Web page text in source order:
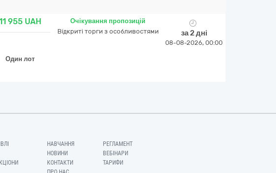
955 UAH
Один лот
Очікування пропозицій
Відкриті торги з особливостями
за 2 дні
08-08-2026, 00:00
НАВЧАННЯ
НОВИНИ
КОНТАКТИ
РЕГЛАМЕНТ
ВЕБІНАРИ
ТАРИФИ